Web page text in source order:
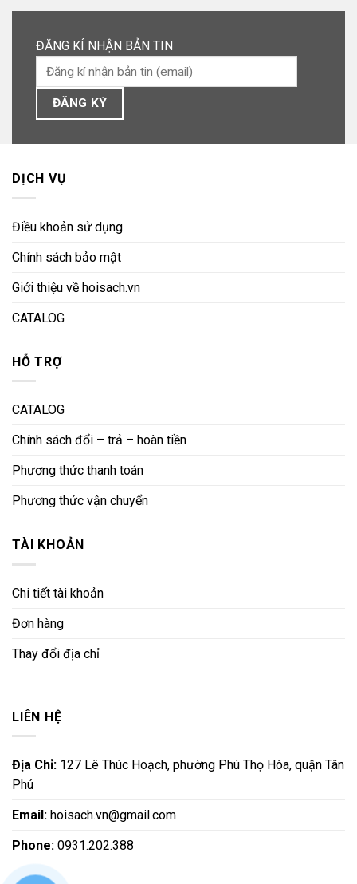
ĐĂNG KÍ NHẬN BẢN TIN
DỊCH VỤ
Điều khoản sử dụng
Chính sách bảo mật
Giới thiệu về hoisach.vn
CATALOG
HỖ TRỢ
CATALOG
Chính sách đổi – trả – hoàn tiền
Phương thức thanh toán
Phương thức vận chuyển
TÀI KHOẢN
Chi tiết tài khoản
Đơn hàng
Thay đổi địa chỉ
LIÊN HỆ
Địa Chỉ: 127 Lê Thúc Hoạch, phường Phú Thọ Hòa, quận Tân
Phú
Email: hoisach.vn@gmail.com
Phone: 0931.202.388